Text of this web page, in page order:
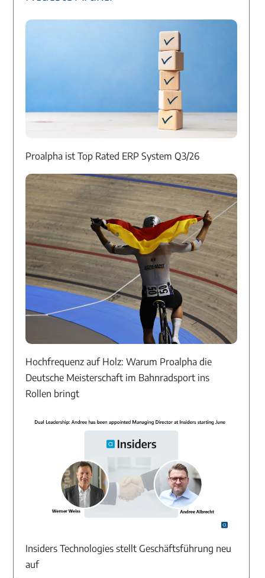
Proalpha ist Top Rated ERP System Q3/26
Hochfrequenz auf Holz: Warum Proalpha die
Deutsche Meisterschaft im Bahnradsport ins
Rollen bringt
Insiders Technologies stellt Geschäftsführung neu
auf